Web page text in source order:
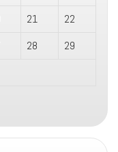
21
22
28
29